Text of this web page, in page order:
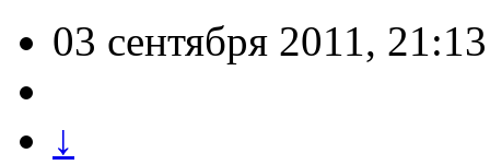
03 сентября 2011, 21:13
↓